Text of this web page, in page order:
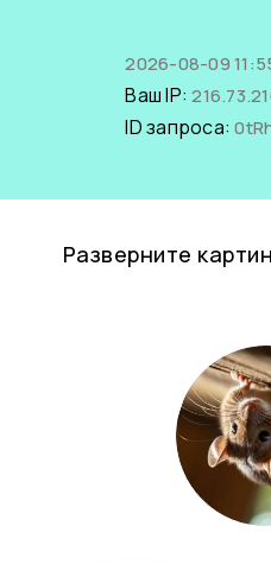
2026-08-09
Ваш IP:
ID запроса:
Разверните